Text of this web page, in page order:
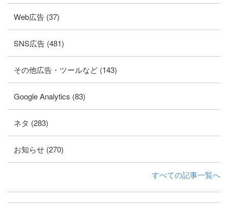
Web広告 (37)
SNS広告 (481)
その他広告・ツールなど (143)
Google Analytics (83)
ネタ (283)
お知らせ (270)
すべての記事一覧へ